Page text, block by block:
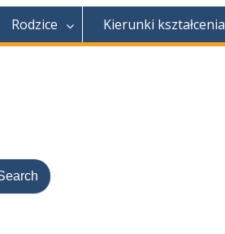
Rodzice Kierunki kształcenia